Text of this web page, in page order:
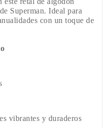
Superman. Ideal para
con un toque de
vibrantes y duraderos